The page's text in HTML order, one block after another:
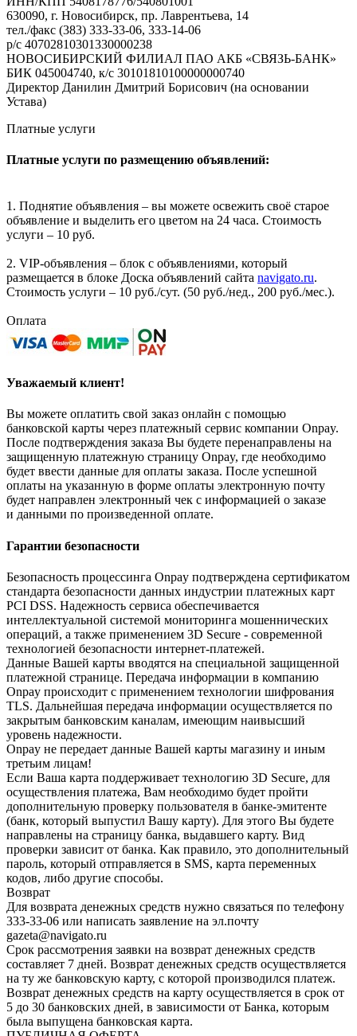
630090, г. Новосибирск, пр. Лаврентьева, 14
тел./факс (383) 333-33-06, 333-14-06
р/с 40702810301330000238
НОВОСИБИРСКИЙ ФИЛИАЛ ПАО АКБ «СВЯЗЬ-БАНК»
БИК 045004740, к/с 30101810100000000740
Директор Данилин Дмитрий Борисович (на основании
Устава)
Платные услуги
Платные услуги по размещению объявлений:
1. Поднятие объявления – вы можете освежить своё старое
объявление и выделить его цветом на 24 часа. Стоимость
услуги – 10 руб.
2. VIP-объявления – блок с объявлениями, который
размещается в блоке Доска объявлений сайта navigato.ru.
Стоимость услуги – 10 руб./сут. (50 руб./нед., 200 руб./мес.).
Оплата
Уважаемый клиент!
Вы можете оплатить свой заказ онлайн с помощью
банковской карты через платежный сервис компании Onpay.
После подтверждения заказа Вы будете перенаправлены на
защищенную платежную страницу Onpay, где необходимо
будет ввести данные для оплаты заказа. После успешной
оплаты на указанную в форме оплаты электронную почту
будет направлен электронный чек с информацией о заказе
и данными по произведенной оплате.
Гарантии безопасности
Безопасность процессинга Onpay подтверждена сертификатом
стандарта безопасности данных индустрии платежных карт
PCI DSS. Надежность сервиса обеспечивается
интеллектуальной системой мониторинга мошеннических
операций, а также применением 3D Secure - современной
технологией безопасности интернет-платежей.
Данные Вашей карты вводятся на специальной защищенной
платежной странице. Передача информации в компанию
Onpay происходит с применением технологии шифрования
TLS. Дальнейшая передача информации осуществляется по
закрытым банковским каналам, имеющим наивысший
уровень надежности.
Onpay не передает данные Вашей карты магазину и иным
третьим лицам!
Если Ваша карта поддерживает технологию 3D Secure, для
осуществления платежа, Вам необходимо будет пройти
дополнительную проверку пользователя в банке-эмитенте
(банк, который выпустил Вашу карту). Для этого Вы будете
направлены на страницу банка, выдавшего карту. Вид
проверки зависит от банка. Как правило, это дополнительный
пароль, который отправляется в SMS, карта переменных
кодов, либо другие способы.
Возврат
Для возврата денежных средств нужно связаться по телефону
333-33-06 или написать заявление на эл.почту
gazeta@navigato.ru
Срок рассмотрения заявки на возврат денежных средств
составляет 7 дней. Возврат денежных средств осуществляется
на ту же банковскую карту, с которой производился платеж.
Возврат денежных средств на карту осуществляется в срок от
5 до 30 банковских дней, в зависимости от Банка, которым
была выпущена банковская карта.